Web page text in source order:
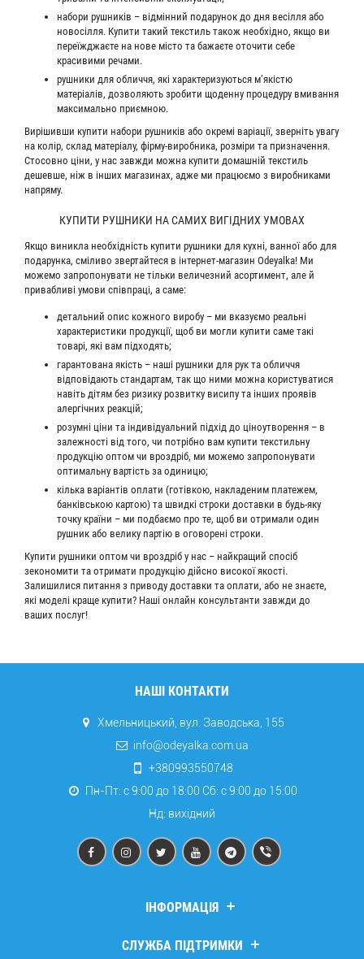
набори рушників – відмінний подарунок до дня весілля або
новосілля. Купити такий текстиль також необхідно, якщо ви
переїжджаєте на нове місто та бажаєте оточити себе
красивими речами.
рушники для обличчя, які характеризуються м’якістю
матеріалів, дозволяють зробити щоденну процедуру вмивання
максимально приємною.
Вирішивши купити набори рушників або окремі варіації, зверніть увагу
на колір, склад матеріалу, фірму-виробника, розміри та призначення.
Стосовно ціни, у нас завжди можна купити домашній текстиль
дешевше, ніж в інших магазинах, адже ми працюємо з виробниками
напряму.
КУПИТИ РУШНИКИ НА САМИХ ВИГІДНИХ УМОВАХ
Якщо виникла необхідність купити рушники для кухні, ванної або для
подарунка, сміливо звертайтеся в інтернет-магазин Odeyalka! Ми
можемо запропонувати не тільки величезний асортимент, але й
привабливі умови співпраці, а саме:
детальний опис кожного виробу – ми вказуємо реальні
характеристики продукції, щоб ви могли купити саме такі
товарі, які вам підходять;
гарантована якість – наші рушники для рук та обличчя
відповідають стандартам, так що ними можна користуватися
навіть дітям без ризику розвитку висипу та інших проявів
алергічних реакцій;
розумні ціни та індивідуальний підхід до ціноутворення – в
залежності від того, чи потрібно вам купити текстильну
продукцію оптом чи вроздріб, ми можемо запропонувати
оптимальну вартість за одиницю;
кілька варіантів оплати (готівкою, накладеним платежем,
банківською картою) та швидкі строки доставки в будь-яку
точку країни – ми подбаємо про те, щоб ви отримали один
рушник або велику партію в оговорені строки.
Купити рушники оптом чи вроздріб у нас – найкращий спосіб
зекономити та отримати продукцію дійсно високої якості.
Залишилися питання з приводу доставки та оплати, або не знаєте,
які моделі краще купити? Наші онлайн консультанти завжди до
ваших послуг!
НАШІ КОНТАКТИ
Хмельницький, вул. Заводська, 155
info@odeyalka.com.ua
+380993550748
Пн-Пт: с 9:00 до 18:00 Сб: c 9:00 до 15:00
Нд: вихідний
ІНФОРМАЦІЯ
Про компанію
СЛУЖБА ПІДТРИМКИ